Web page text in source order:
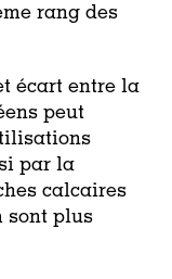
rang des
écart entre la
peut
par la
calcaires
sont plus